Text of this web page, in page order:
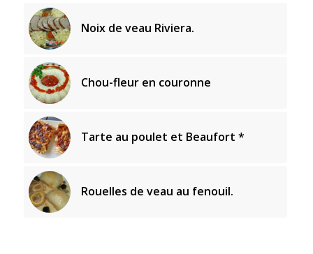
Noix de veau Riviera.
Chou-fleur en couronne
Tarte au poulet et Beaufort *
Rouelles de veau au fenouil.